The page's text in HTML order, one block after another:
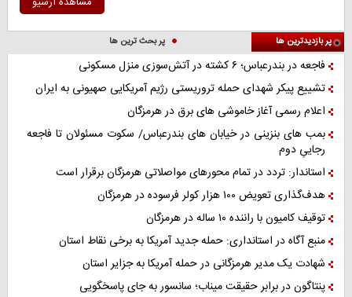
پر بازدیدترین ها پر بحث ترین ها
فاجعه در بندرعباس؛ ۶ کشته در آتش‌سوزی منزل مسکونی
تشییع پیکر شهدای حمله تروریستی رژیم آمریکایی صهیونی به ایران
اعلام رسمی آغاز خاموشی های برق در هرمزگان
بمب های بنزینی در خیابان های بندرعباس/ سکوت مسئولان تا فاجعه
رجاییِ دوم
استاندار: تردد در تمام محورهای مواصلاتی هرمزگان برقرار است
هدف‌گذاری تعویض ۱۰۰ هزار کولر فرسوده در هرمزگان
توقیف کامیون با راننده ۱۰ ساله در هرمزگان
منبع آگاه در استانداری: حمله جدید آمریکا به برخی نقاط استان
شهادت یک مدیر هرمزگانی در حمله آمریکا به جزایر استان
پنتاگون در برابر حقیقت میناب؛ سانسور به جای پاسخگویی